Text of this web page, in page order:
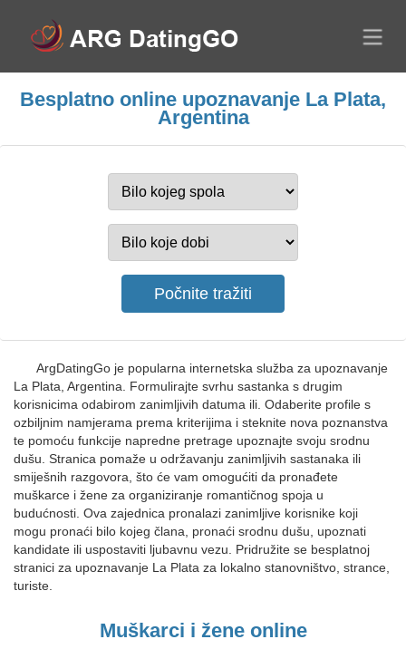
Besplatno online upoznavanje La Plata,
Argentina
ArgDatingGo je popularna internetska služba za upoznavanje
La Plata, Argentina. Formulirajte svrhu sastanka s drugim
korisnicima odabirom zanimljivih datuma ili. Odaberite profile s
ozbiljnim namjerama prema kriterijima i steknite nova poznanstva
te pomoću funkcije napredne pretrage upoznajte svoju srodnu
dušu. Stranica pomaže u održavanju zanimljivih sastanaka ili
smiješnih razgovora, što će vam omogućiti da pronađete
muškarce i žene za organiziranje romantičnog spoja u
budućnosti. Ova zajednica pronalazi zanimljive korisnike koji
mogu pronaći bilo kojeg člana, pronaći srodnu dušu, upoznati
kandidate ili uspostaviti ljubavnu vezu. Pridružite se besplatnoj
stranici za upoznavanje La Plata za lokalno stanovništvo, strance,
turiste.
Muškarci i žene online